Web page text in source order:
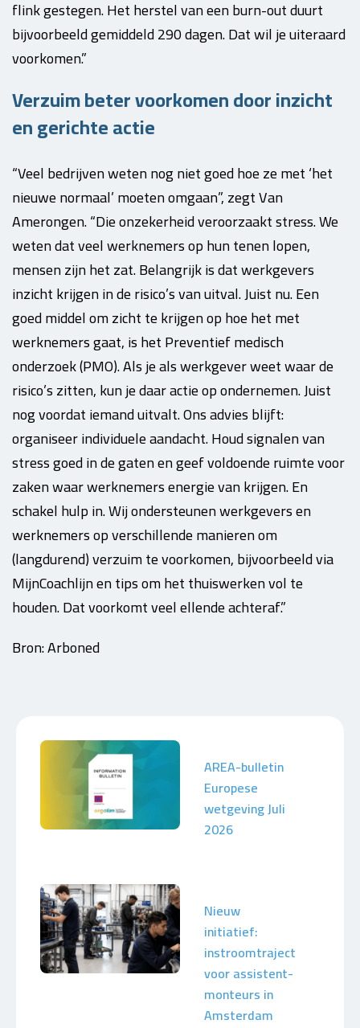
flink gestegen. Het herstel van een burn-out duurt
bijvoorbeeld gemiddeld 290 dagen. Dat wil je uiteraard
voorkomen.”
Verzuim beter voorkomen door inzicht
en gerichte actie
“Veel bedrijven weten nog niet goed hoe ze met ‘het
nieuwe normaal’ moeten omgaan”, zegt Van
Amerongen. “Die onzekerheid veroorzaakt stress. We
weten dat veel werknemers op hun tenen lopen,
mensen zijn het zat. Belangrijk is dat werkgevers
inzicht krijgen in de risico’s van uitval. Juist nu. Een
goed middel om zicht te krijgen op hoe het met
werknemers gaat, is het Preventief medisch
onderzoek (PMO). Als je als werkgever weet waar de
risico’s zitten, kun je daar actie op ondernemen. Juist
nog voordat iemand uitvalt. Ons advies blijft:
organiseer individuele aandacht. Houd signalen van
stress goed in de gaten en geef voldoende ruimte voor
zaken waar werknemers energie van krijgen. En
schakel hulp in. Wij ondersteunen werkgevers en
werknemers op verschillende manieren om
(langdurend) verzuim te voorkomen, bijvoorbeeld via
MijnCoachlijn en tips om het thuiswerken vol te
houden. Dat voorkomt veel ellende achteraf.”
Bron: Arboned
AREA-bulletin
Europese
wetgeving Juli
2026
Nieuw
initiatief:
instroomtraject
voor assistent-
monteurs in
Amsterdam